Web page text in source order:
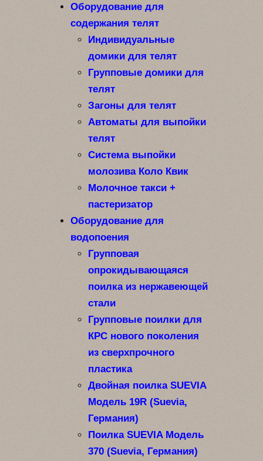
Оборудование для
содержания телят
Индивидуальные
домики для телят
Групповые домики для
телят
Загоны для телят
Автоматы для выпойки
телят
Система выпойки
молозива Коло Квик
Молочное такси +
пастеризатор
Оборудование для
водопоения
Групповая
опрокидывающаяся
поилка из нержавеющей
стали
Групповые поилки для
КРС нового поколения
из сверхпрочного
пластика
Двойная поилка SUEVIA
Модель 19R (Suevia,
Германия)
Поилка SUEVIA Модель
370 (Suevia, Германия)